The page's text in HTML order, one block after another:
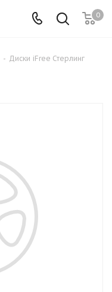
0
- Диски iFree Стерлинг